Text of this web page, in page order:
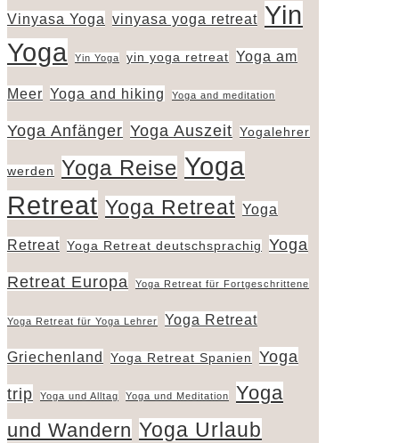
Vinyasa Yoga vinyasa yoga retreat Yin
Yoga
Yin Yoga yin yoga retreat Yoga am
Meer Yoga and hiking Yoga and meditation
Yoga Anfänger Yoga Auszeit Yogalehrer
werden Yoga Reise Yoga
Retreat Yoga Retreat Yoga
Retreat Yoga Retreat deutschsprachig
Yoga
Retreat Europa
Yoga Retreat für Fortgeschrittene
Yoga Retreat für Yoga Lehrer Yoga Retreat
Griechenland Yoga Retreat Spanien
Yoga
trip
Yoga und Alltag Yoga und Meditation
Yoga
und Wandern Yoga Urlaub